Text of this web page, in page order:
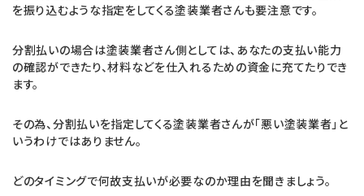
を振り込むような指定をしてくる塗装業者さんも要注意です。
分割払いの場合は塗装業者さん側としては、あなたの支払い能力
の確認ができたり、材料などを仕入れるための資金に充てたりでき
ます。
その為、分割払いを指定してくる塗装業者さんが「悪い塗装業者」と
いうわけではありません。
どのタイミングで何故支払いが必要なのか理由を聞きましょう。